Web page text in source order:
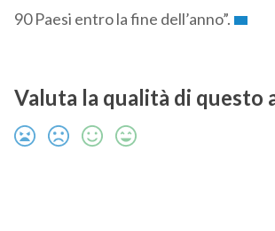
90 Paesi entro la fine dell’anno”.
Valuta la qualità di questo